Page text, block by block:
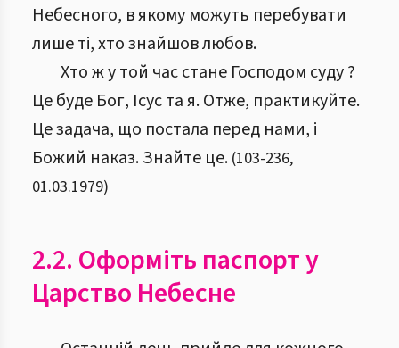
Небесного, в якому можуть перебувати
лише ті, хто знайшов любов.
Хто ж у той час стане Господом суду ?
Це буде Бог, Ісус та я. Отже, практикуйте.
Це задача, що постала перед нами, і
Божий наказ. Знайте це. (103-236,
01.03.1979)
2.2. Оформіть паспорт у
Царство Небесне